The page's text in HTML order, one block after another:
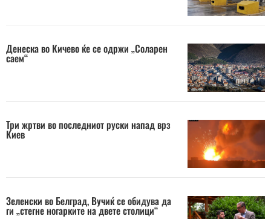
Денеска во Кичево ќе се одржи „Соларен
саем“
Три жртви во последниот руски напад врз
Киев
Зеленски во Белград, Вучиќ се обидува да
ги „стегне ногарките на двете столици“